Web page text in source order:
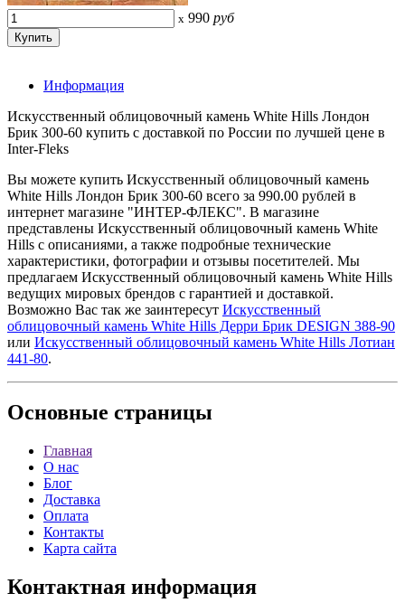
x 990 руб
Информация
Искусственный облицовочный камень White Hills Лондон
Брик 300-60 купить с доставкой по России по лучшей цене в
Inter-Fleks
Вы можете купить Искусственный облицовочный камень
White Hills Лондон Брик 300-60 всего за 990.00 рублей в
интернет магазине "ИНТЕР-ФЛЕКС". В магазине
представлены Искусственный облицовочный камень White
Hills с описаниями, а также подробные технические
характеристики, фотографии и отзывы посетителей. Мы
предлагаем Искусственный облицовочный камень White Hills
ведущих мировых брендов с гарантией и доставкой.
Возможно Вас так же заинтересут Искусственный
облицовочный камень White Hills Дерри Брик DESIGN 388-90
или Искусственный облицовочный камень White Hills Лотиан
441-80.
Основные страницы
Главная
О нас
Блог
Доставка
Оплата
Контакты
Карта сайта
Контактная информация